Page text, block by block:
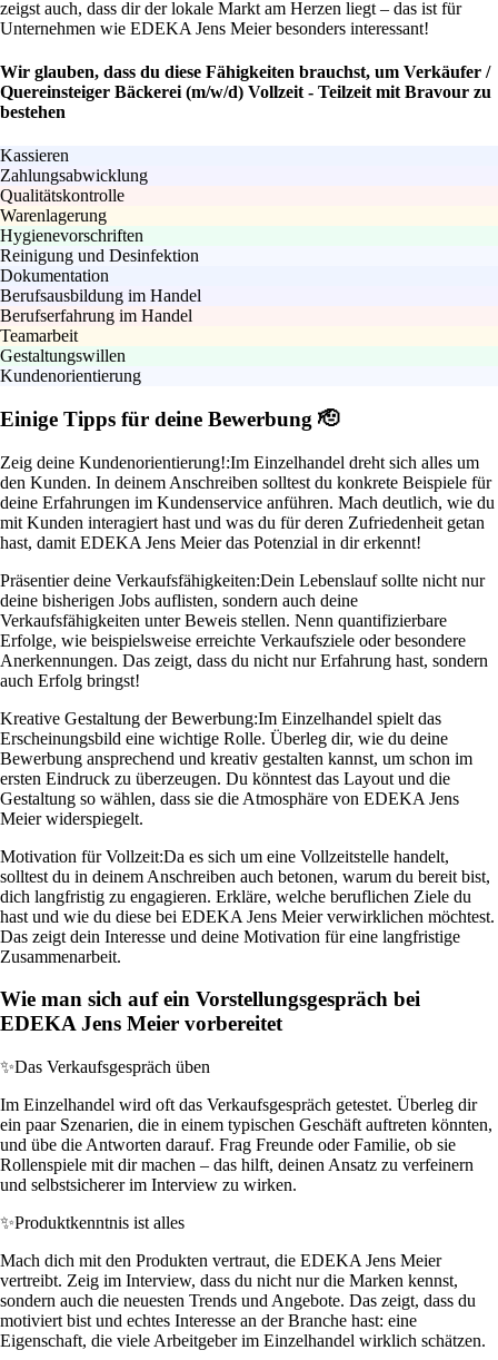
zeigst auch, dass dir der lokale Markt am Herzen liegt – das ist für
Unternehmen wie EDEKA Jens Meier besonders interessant!
Wir glauben, dass du diese Fähigkeiten brauchst, um Verkäufer /
Quereinsteiger Bäckerei (m/w/d) Vollzeit - Teilzeit mit Bravour zu
bestehen
Kassieren
Zahlungsabwicklung
Qualitätskontrolle
Warenlagerung
Hygienevorschriften
Reinigung und Desinfektion
Dokumentation
Berufsausbildung im Handel
Berufserfahrung im Handel
Teamarbeit
Gestaltungswillen
Kundenorientierung
Einige Tipps für deine Bewerbung 🫡
Zeig deine Kundenorientierung!:Im Einzelhandel dreht sich alles um
den Kunden. In deinem Anschreiben solltest du konkrete Beispiele für
deine Erfahrungen im Kundenservice anführen. Mach deutlich, wie du
mit Kunden interagiert hast und was du für deren Zufriedenheit getan
hast, damit EDEKA Jens Meier das Potenzial in dir erkennt!
Präsentier deine Verkaufsfähigkeiten:Dein Lebenslauf sollte nicht nur
deine bisherigen Jobs auflisten, sondern auch deine
Verkaufsfähigkeiten unter Beweis stellen. Nenn quantifizierbare
Erfolge, wie beispielsweise erreichte Verkaufsziele oder besondere
Anerkennungen. Das zeigt, dass du nicht nur Erfahrung hast, sondern
auch Erfolg bringst!
Kreative Gestaltung der Bewerbung:Im Einzelhandel spielt das
Erscheinungsbild eine wichtige Rolle. Überleg dir, wie du deine
Bewerbung ansprechend und kreativ gestalten kannst, um schon im
ersten Eindruck zu überzeugen. Du könntest das Layout und die
Gestaltung so wählen, dass sie die Atmosphäre von EDEKA Jens
Meier widerspiegelt.
Motivation für Vollzeit:Da es sich um eine Vollzeitstelle handelt,
solltest du in deinem Anschreiben auch betonen, warum du bereit bist,
dich langfristig zu engagieren. Erkläre, welche beruflichen Ziele du
hast und wie du diese bei EDEKA Jens Meier verwirklichen möchtest.
Das zeigt dein Interesse und deine Motivation für eine langfristige
Zusammenarbeit.
Wie man sich auf ein Vorstellungsgespräch bei
EDEKA Jens Meier vorbereitet
✨Das Verkaufsgespräch üben
Im Einzelhandel wird oft das Verkaufsgespräch getestet. Überleg dir
ein paar Szenarien, die in einem typischen Geschäft auftreten könnten,
und übe die Antworten darauf. Frag Freunde oder Familie, ob sie
Rollenspiele mit dir machen – das hilft, deinen Ansatz zu verfeinern
und selbstsicherer im Interview zu wirken.
✨Produktkenntnis ist alles
Mach dich mit den Produkten vertraut, die EDEKA Jens Meier
vertreibt. Zeig im Interview, dass du nicht nur die Marken kennst,
sondern auch die neuesten Trends und Angebote. Das zeigt, dass du
motiviert bist und echtes Interesse an der Branche hast: eine
Eigenschaft, die viele Arbeitgeber im Einzelhandel wirklich schätzen.